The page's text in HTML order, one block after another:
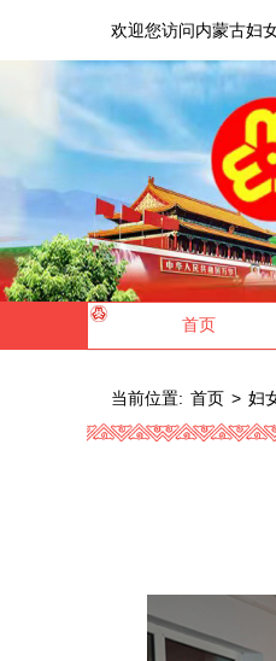
欢迎您访问内蒙古妇
首页
当前位置: 首页 > 妇